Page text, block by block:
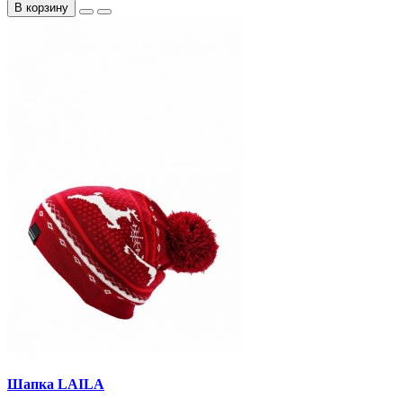
В корзину
Шапка LAILA